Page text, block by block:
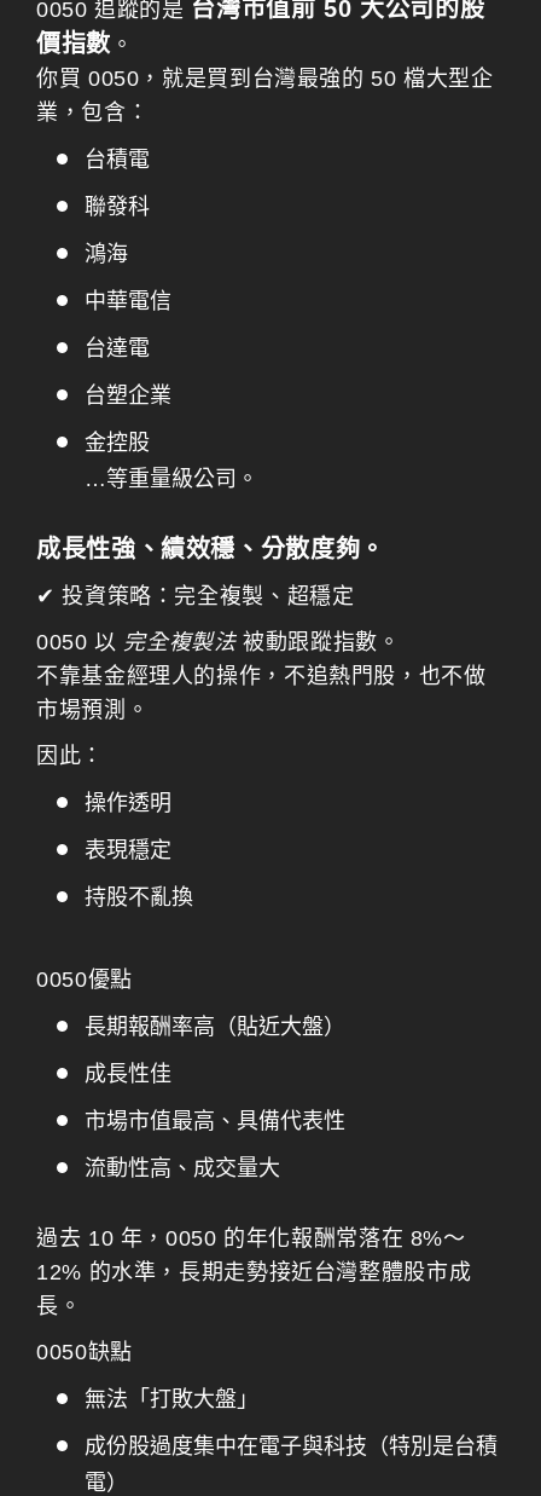
0050 追蹤的是 台灣市值前 50 大公司的股
價指數。
你買 0050，就是買到台灣最強的 50 檔大型企
業，包含：
台積電
聯發科
鴻海
中華電信
台達電
台塑企業
金控股
…等重量級公司。
成長性強、績效穩、分散度夠。
✔ 投資策略：完全複製、超穩定
0050 以 完全複製法被動跟蹤指數。
不靠基金經理人的操作，不追熱門股，也不做
市場預測。
因此：
操作透明
表現穩定
持股不亂換
0050優點
長期報酬率高（貼近大盤）
成長性佳
市場市值最高、具備代表性
流動性高、成交量大
過去 10 年，0050 的年化報酬常落在 8%～
12% 的水準，長期走勢接近台灣整體股市成
長。
0050缺點
無法「打敗大盤」
成份股過度集中在電子與科技（特別是台積
電）